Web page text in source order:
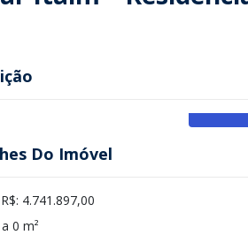
Do Imóvel
R$: 4.741.897,00
0 m²